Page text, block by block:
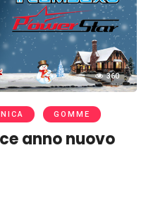
360
GOMME
anno nuovo